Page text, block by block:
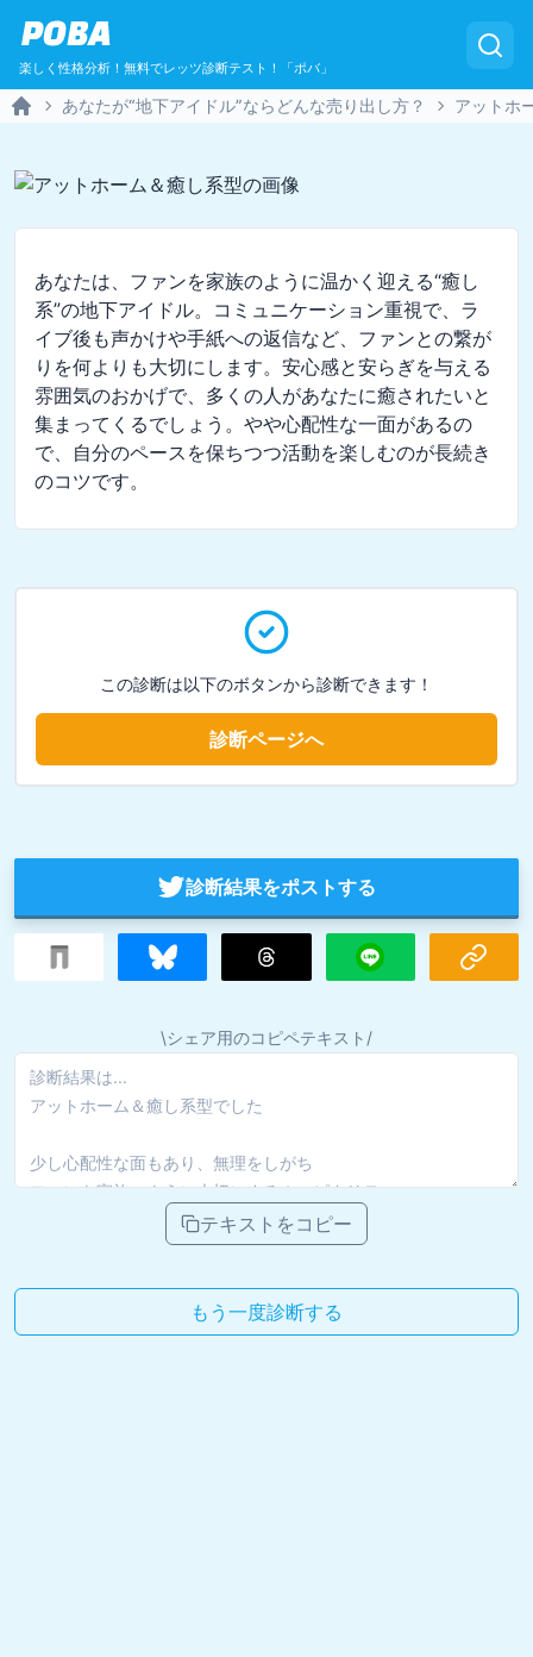
POBA
楽しく性格分析！無料でレッツ診断テスト！「ポバ」
あなたが“地下アイドル”ならどんな売り出し方？ アットホ
あなたは、ファンを家族のように温かく迎える“癒し
系”の地下アイドル。コミュニケーション重視で、ラ
イブ後も声かけや手紙への返信など、ファンとの繋が
りを何よりも大切にします。安心感と安らぎを与える
雰囲気のおかげで、多くの人があなたに癒されたいと
集まってくるでしょう。やや心配性な一面があるの
で、自分のペースを保ちつつ活動を楽しむのが長続き
のコツです。
この診断は以下のボタンから診断できます！
診断ページへ
診断結果をポストする
\シェア用のコピペテキスト/
テキストをコピー
もう一度診断する